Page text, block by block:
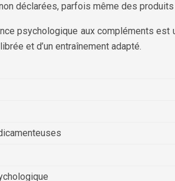
déclarées, parfois même des
psychologique aux compléments
et d’un entraînement adapté.